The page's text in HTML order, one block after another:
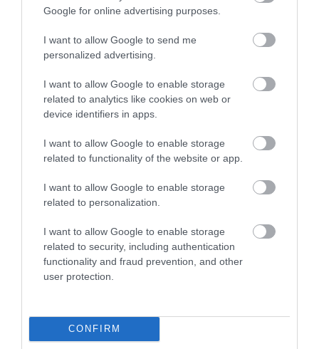
Google for online advertising purposes.
I want to allow Google to send me
personalized advertising.
I want to allow Google to enable storage
related to analytics like cookies on web or
device identifiers in apps.
I want to allow Google to enable storage
related to functionality of the website or app.
I want to allow Google to enable storage
related to personalization.
I want to allow Google to enable storage
related to security, including authentication
functionality and fraud prevention, and other
user protection.
CONFIRM
Ez az étel jól példázza, hogy
A csirkemell mellett a csicseriborsó is jelentős
mennyiségű fehérjét tartalmaz, így együtt egy
kifejezetten erős párost alkotnak. Egy adag curry
200 gramm csirkével és egy adag csicseriborsóval
nagyjából 60 gramm körüli fehérjét tartalmaz. A
kókusztejjel készül, de jól szabályozható. Ízben is
változatos, így azoknak jó választás, akik már unják a
Túrós tészta extra túróval (kb. 850 kcal,
50–60 g fehérje)